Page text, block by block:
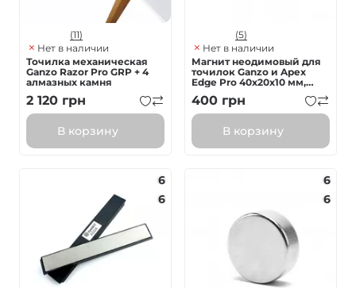
(11)
Нет в наличии
Точилка механическая
Ganzo Razor Pro GRP + 4
алмазных камня
2 120 грн
В корзину
(5)
Нет в наличии
Магнит неодимовый для
точилок Ganzo и Apex
Edge Pro 40х20х10 мм,
прямоугольник
400 грн
В корзину
6
6
6
6